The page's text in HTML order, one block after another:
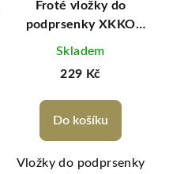
Froté vložky do
podprsenky XKKO
Organic - Bílé
Skladem
229 Kč
Do košíku
Vložky do podprsenky